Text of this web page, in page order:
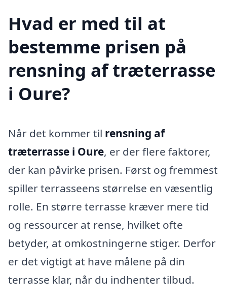
Hvad er med til at
bestemme prisen på
rensning af træterrasse
i Oure?
Når det kommer til rensning af
træterrasse i Oure, er der flere faktorer,
der kan påvirke prisen. Først og fremmest
spiller terrasseens størrelse en væsentlig
rolle. En større terrasse kræver mere tid
og ressourcer at rense, hvilket ofte
betyder, at omkostningerne stiger. Derfor
er det vigtigt at have målene på din
terrasse klar, når du indhenter tilbud.